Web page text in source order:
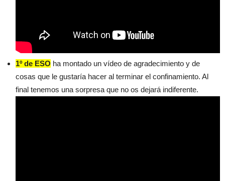
1º de ESO ha montado un vídeo de agradecimiento y de
cosas que le gustaría hacer al terminar el confinamiento. Al
final tenemos una sorpresa que no os dejará indiferente.